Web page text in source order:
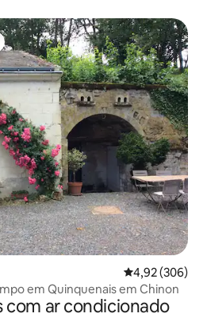
Classificação
4,92 (306)
em Quinquenais em Chinon
ar condicionado